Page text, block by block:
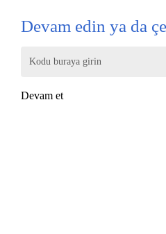
Devam edin ya da
Kodu buraya girin
Devam et